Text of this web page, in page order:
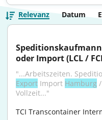
Relevanz Datum
oder Import (LCL /
Export Import Hamburg
Vollzeit..."
TCI Transcontainer